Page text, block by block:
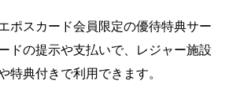
ポスカード会員限定の優待特典サー
ドの提示や支払いで、レジャー施設
特典付きで利用できます。